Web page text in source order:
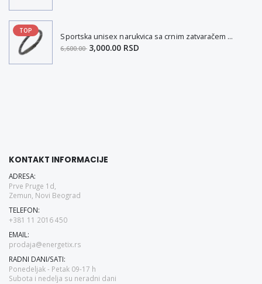
TOP
Sportska unisex narukvica sa crnim zatvaračem od nerđajućeg čelika i magnetom M
6,600.00 3,000.00 RSD
KONTAKT INFORMACIJE
ADRESA:
Prve Pruge 1d,
Zemun, Novi Beograd
TELEFON:
+381 11 2016 450
EMAIL:
prodaja@energetix.rs
RADNI DANI/SATI:
Ponedeljak - Petak 09-17 h
Subota i nedelja su neradni dani